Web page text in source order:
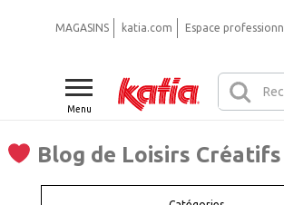
Menu
Blog de Loisirs
MAGASINS katia.com Espace